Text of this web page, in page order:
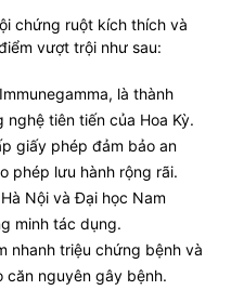
chứng ruột kích thích và
vượt trội như sau:
là thành
tiên tiến của Hoa Kỳ.
giấy phép đảm bảo an
phép lưu hành rộng rãi.
Nội và Đại học Nam
minh tác dụng.
nhanh triệu chứng bệnh và
căn nguyên gây bệnh.